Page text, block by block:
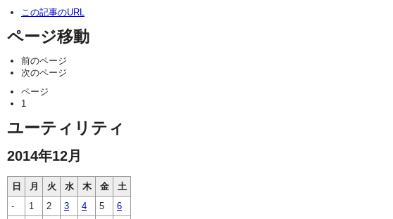
この記事のURL
ページ移動
前のページ
次のページ
ページ
1
ユーティリティ
2014年12月
日 月 火 水 木 金
土
-
1 2 3 4 5
6